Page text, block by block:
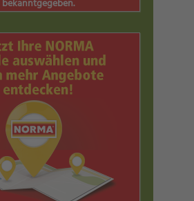
bekanntgegeben.